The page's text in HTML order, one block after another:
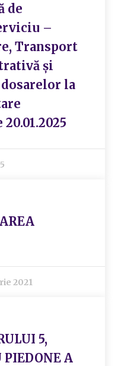
de
–
Transport
și
la
2021
5,
PIEDONE A